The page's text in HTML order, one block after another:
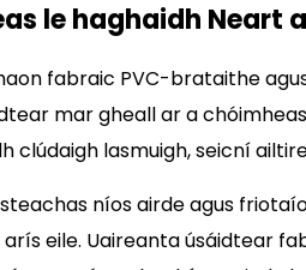
le haghaidh Neart
fabraic PVC-brataithe
mar gheall ar a
clúdaigh lasmuigh, seicní
níos airde agus
eile. Uaireanta úsáidtear